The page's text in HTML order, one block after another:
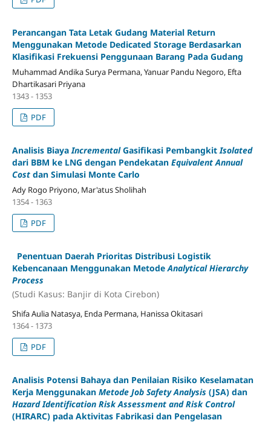
Perancangan Tata Letak Gudang Material Return
Menggunakan Metode Dedicated Storage Berdasarkan
Klasifikasi Frekuensi Penggunaan Barang Pada Gudang
Muhammad Andika Surya Permana, Yanuar Pandu Negoro, Efta
Dhartikasari Priyana
1343 - 1353
PDF
Analisis Biaya IncrementalGasifikasi Pembangkit Isolated
dari BBM ke LNG dengan Pendekatan Equivalent Annual
Costdan Simulasi Monte Carlo
Ady Rogo Priyono, Mar'atus Sholihah
1354 - 1363
PDF
Penentuan Daerah Prioritas Distribusi Logistik
Kebencanaan Menggunakan MetodeAnalytical Hierarchy
Process
(Studi Kasus: Banjir di Kota Cirebon)
Shifa Aulia Natasya, Enda Permana, Hanissa Okitasari
1364 - 1373
PDF
Analisis Potensi Bahaya dan Penilaian Risiko Keselamatan
Kerja Menggunakan Metode Job Safety Analysis (JSA) dan
Hazard Identification Risk Assessment and Risk Control
(HIRARC) pada Aktivitas Fabrikasi dan Pengelasan